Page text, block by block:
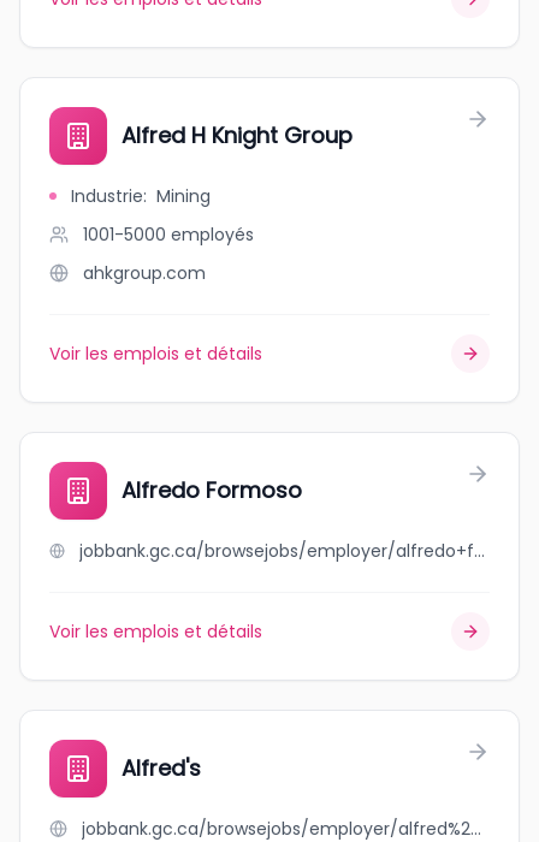
Alfred H Knight Group
Industrie: Mining
1001-5000 employés
ahkgroup.com
Voir les emplois et détails
Alfredo Formoso
jobbank.gc.ca/browsejobs/employer/alfredo+formoso/ca
Voir les emplois et détails
Alfred's
jobbank.gc.ca/browsejobs/employer/alfred%27s/ca